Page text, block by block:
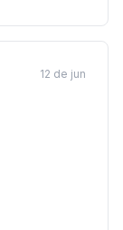
12 de jun